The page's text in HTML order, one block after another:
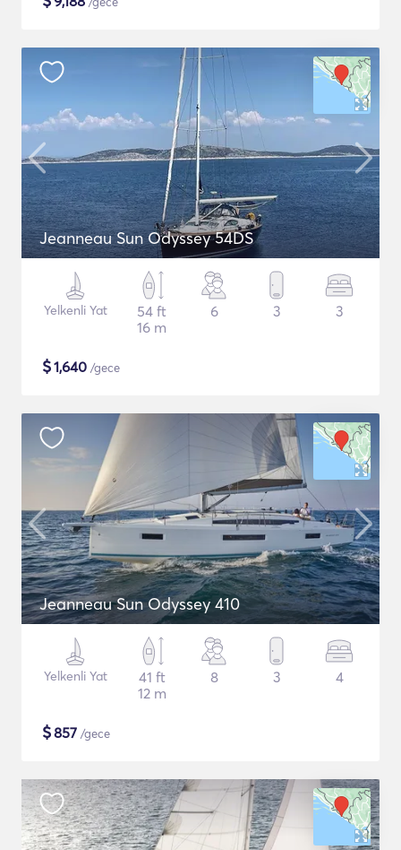
Jeanneau Sun Odyssey 54DS
Yelkenli Yat
54 ft
16 m
6 3 3
$1,640 /gece
Jeanneau Sun Odyssey 410
Yelkenli Yat
41 ft
12 m
8 3 4
$857 /gece